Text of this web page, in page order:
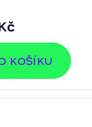
KOŠÍKU